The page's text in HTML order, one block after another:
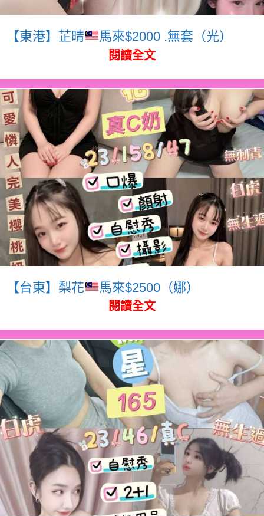
【東港】芷晴 馬來$2000 .無套（光）
閱讀全文
【台東】梨花 馬來$2500（娜）
閱讀全文